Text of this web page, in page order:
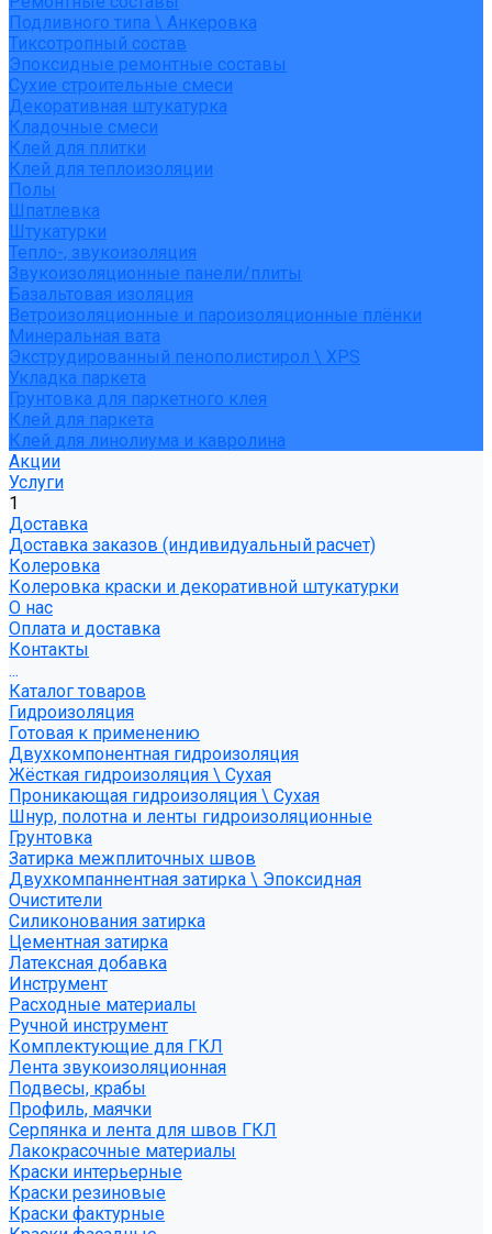
Подливного типа \ Анкеровка
Тиксотропный состав
Эпоксидные ремонтные составы
Сухие строительные смеси
Декоративная штукатурка
Кладочные смеси
Клей для плитки
Клей для теплоизоляции
Полы
Шпатлевка
Штукатурки
Тепло-, звукоизоляция
Звукоизоляционные панели/плиты
Базальтовая изоляция
Ветроизоляционные и пароизоляционные плёнки
Минеральная вата
Экструдированный пенополистирол \ XPS
Укладка паркета
Грунтовка для паркетного клея
Клей для паркета
Клей для линолиума и кавролина
Акции
Услуги
1
Доставка
Доставка заказов (индивидуальный расчет)
Колеровка
Колеровка краски и декоративной штукатурки
О нас
Оплата и доставка
Контакты
...
Каталог товаров
Гидроизоляция
Готовая к применению
Двухкомпонентная гидроизоляция
Жёсткая гидроизоляция \ Сухая
Проникающая гидроизоляция \ Сухая
Шнур, полотна и ленты гидроизоляционные
Грунтовка
Затирка межплиточных швов
Двухкомпаннентная затирка \ Эпоксидная
Очистители
Силиконования затирка
Цементная затирка
Латексная добавка
Инструмент
Расходные материалы
Ручной инструмент
Комплектующие для ГКЛ
Лента звукоизоляционная
Подвесы, крабы
Профиль, маячки
Серпянка и лента для швов ГКЛ
Лакокрасочные материалы
Краски интерьерные
Краски резиновые
Краски фактурные